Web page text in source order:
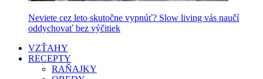
Neviete cez leto skutočne vypnúť? Slow living vás naučí
oddychovať bez výčitiek
VZŤAHY
RECEPTY
RAŇAJKY